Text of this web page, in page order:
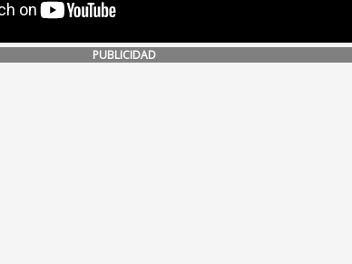
PUBLICIDAD